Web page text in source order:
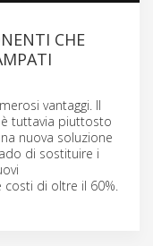
CHE
vantaggi. Il
tuttavia piuttosto
nuova soluzione
di sostituire i
di oltre il 60%.